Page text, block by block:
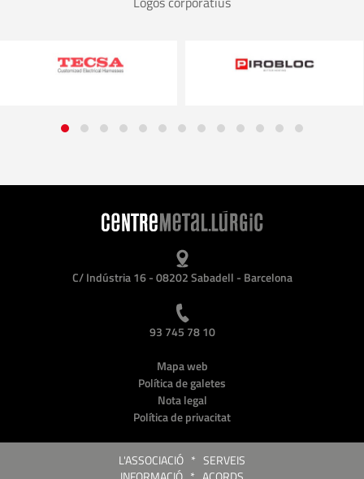
C/ Indústria 16 - 08202 Sabadell - Barcelona
93 745 78 10
Mapa web
Política de galetes
Nota legal
Política de privacitat
L'ASSOCIACIÓ * SERVEIS